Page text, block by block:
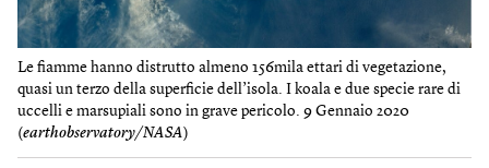
Le fiamme hanno distrutto almeno 156mila ettari di vegetazione,
quasi un terzo della superficie dell’isola. I koala e due specie rare di
uccelli e marsupiali sono in grave pericolo. 9 Gennaio 2020
(earthobservatory/NASA)